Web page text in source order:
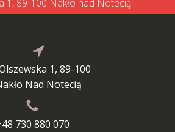
1, 89-100 Nakło nad Notecią
1, 89-100
Nad Notecią
730 880 070